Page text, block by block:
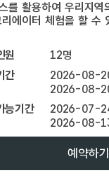
를 활용하여 우리지역
에이터 체험을 할 수
원
12명
간
2026-08-
2026-08-
능기간
2026-07-
2026-08-
예약하기